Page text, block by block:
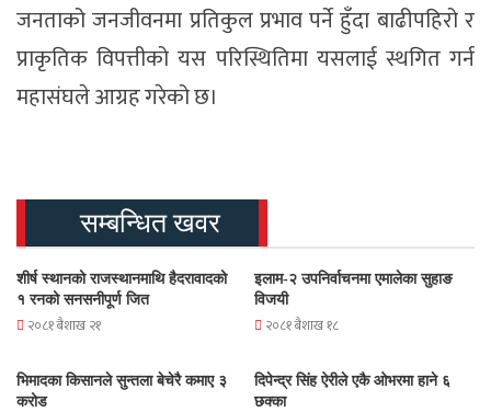
जनताको जनजीवनमा प्रतिकुल प्रभाव पर्ने हुँदा बाढीपहिरो र
प्राकृतिक विपत्तीको यस परिस्थितिमा यसलाई स्थगित गर्न
महासंघले आग्रह गरेको छ।
सम्बन्धित खवर
शीर्ष स्थानको राजस्थानमाथि हैदरावादको
१ रनको सनसनीपूर्ण जित
२०८१ बैशाख २१
इलाम-२ उपनिर्वाचनमा एमालेका सुहाङ
विजयी
२०८१ बैशाख १८
भिमादका किसानले सुन्तला बेचेरै कमाए ३
करोड
दिपेन्द्र सिंह ऐरीले एकै ओभरमा हाने ६
छक्का